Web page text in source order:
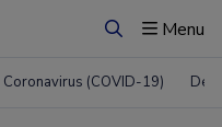
ZoekenMenu
Coronavirus (COVID-19)